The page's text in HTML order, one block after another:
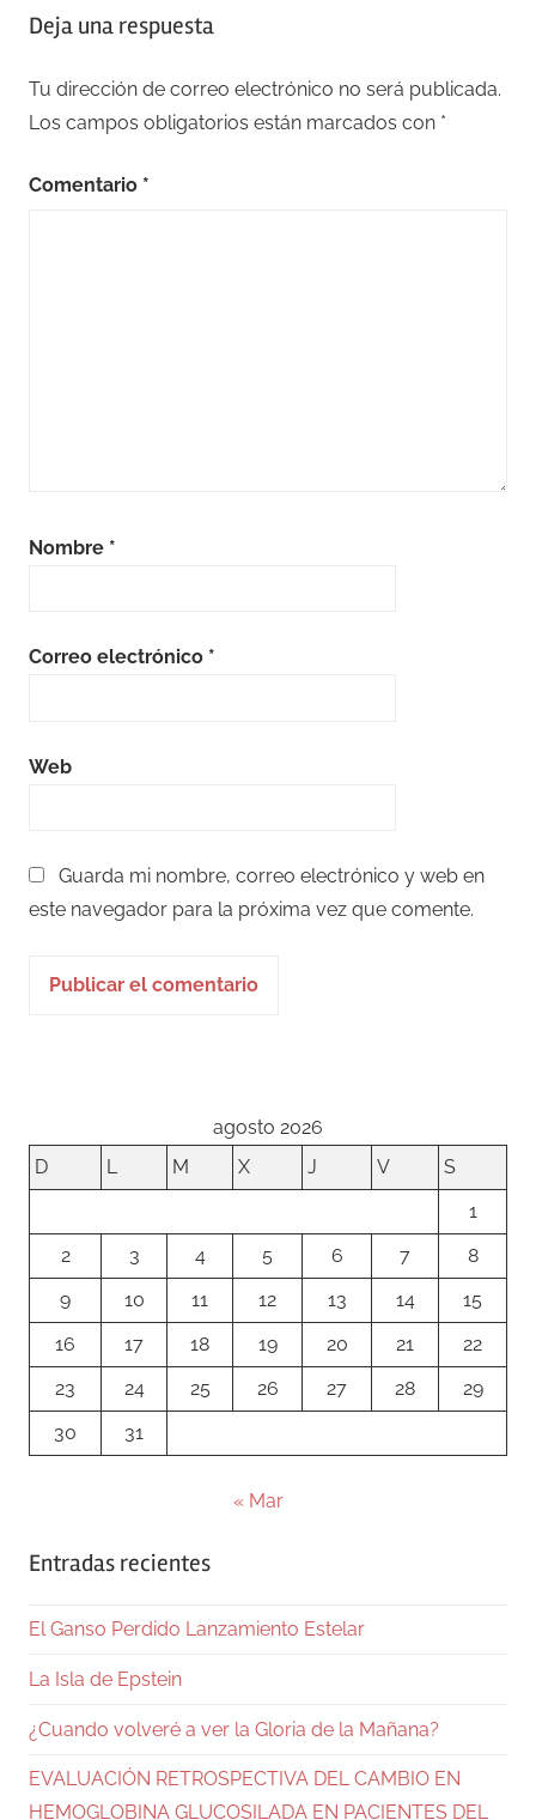
entradas
Deja una respuesta
Tu dirección de correo electrónico no será publicada.
Los campos obligatorios están marcados con *
Comentario *
Nombre *
Correo electrónico *
Web
Guarda mi nombre, correo electrónico y web en
este navegador para la próxima vez que comente.
agosto 2026
D
L M X J V
S
1
2
3 4 5 6 7
8
9
10 11 12 13 14
15
16
17 18 19 20 21
22
23
24 25 26 27 28
29
30
31
« Mar
Entradas recientes
El Ganso Perdido Lanzamiento Estelar
La Isla de Epstein
¿Cuando volveré a ver la Gloria de la Mañana?
EVALUACIÓN RETROSPECTIVA DEL CAMBIO EN
HEMOGLOBINA GLUCOSILADA EN PACIENTES DEL